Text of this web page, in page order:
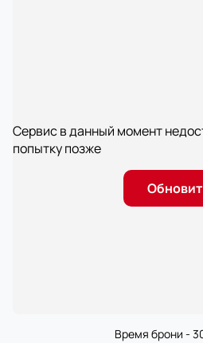
Сервис в данный момент
попытку позже
Время брони -